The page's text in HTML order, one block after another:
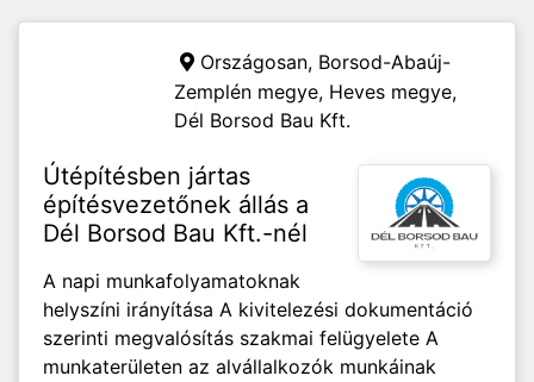
Országosan, Borsod-Abaúj-
Zemplén megye, Heves megye,
Dél Borsod Bau Kft.
Útépítésben jártas
építésvezetőnek állás a
Dél Borsod Bau Kft.-nél
A napi munkafolyamatoknak
helyszíni irányítása A kivitelezési dokumentáció
szerinti megvalósítás szakmai felügyelete A
munkaterületen az alvállalkozók munkáinak